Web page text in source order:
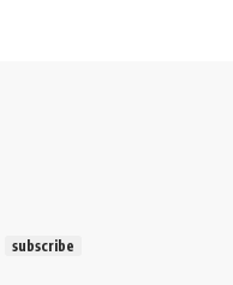
subscribe